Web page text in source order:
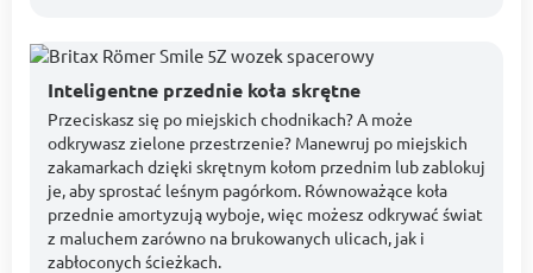
Inteligentne przednie koła skrętne
Przeciskasz się po miejskich chodnikach? A może
odkrywasz zielone przestrzenie? Manewruj po miejskich
zakamarkach dzięki skrętnym kołom przednim lub zablokuj
je, aby sprostać leśnym pagórkom. Równoważące koła
przednie amortyzują wyboje, więc możesz odkrywać świat
z maluchem zarówno na brukowanych ulicach, jak i
zabłoconych ścieżkach.